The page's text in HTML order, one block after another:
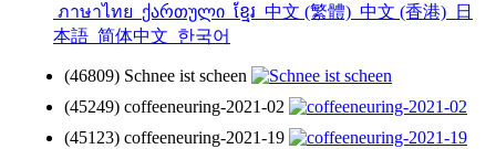
ภาษาไทย ქართული ខ្មែរ 中文 (繁體) 中文 (香港)
日
本語 简体中文 한국어
(46809) Schnee ist scheen
(45249) coffeeneuring-2021-02
(45123) coffeeneuring-2021-19